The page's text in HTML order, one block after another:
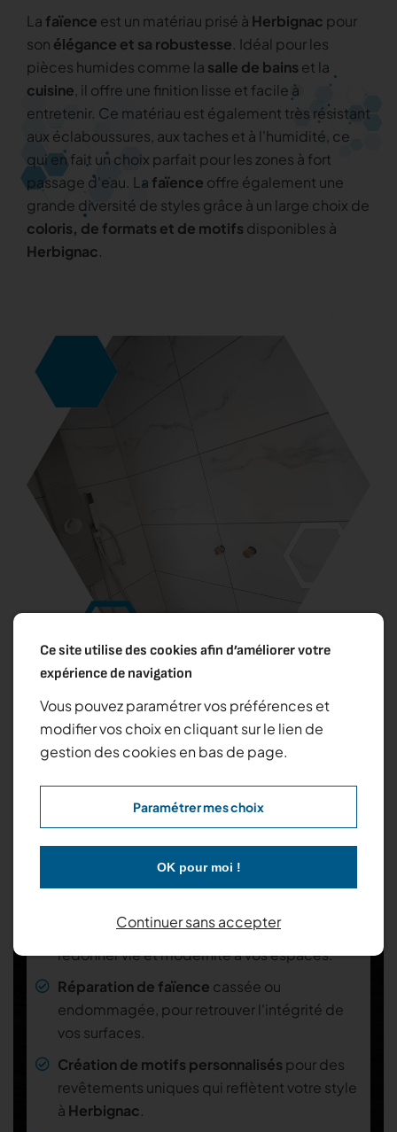
La faïence est un matériau prisé à Herbignac pour
son élégance et sa robustesse. Idéal pour les
pièces humides comme la salle de bains et la
cuisine, il offre une finition lisse et facile à
entretenir. Ce matériau est également très résistant
aux éclaboussures, aux taches et à l'humidité, ce
qui en fait un choix parfait pour les zones à fort
passage d'eau. La faïence offre également une
grande diversité de styles grâce à un large choix de
coloris, de formats et de motifs disponibles à
Herbignac.
Un large panel de prestations en Faïence à
cuisines, offrant une finition
Rénovation de faïenceexistante pour
redonner vie et modernité à vos espaces.
Réparation de faïence cassée ou
endommagée, pour retrouver l'intégrité de
vos surfaces.
Création de motifs personnalisés pour des
revêtements uniques qui reflètent votre style
à Herbignac.
Ce site utilise des cookies afin d’améliorer votre
expérience de navigation
Vous pouvez paramétrer vos préférences et
modifier vos choix en cliquant sur le lien de
gestion des cookies en bas de page.
Paramétrer mes choix
OK pour moi !
Continuer sans accepter